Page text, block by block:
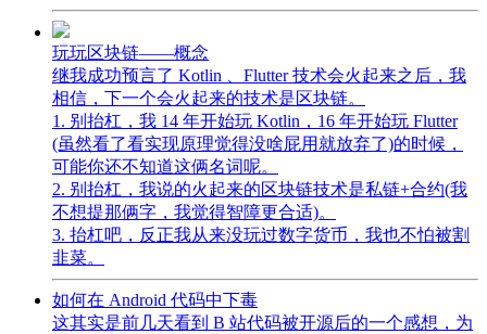
玩玩区块链——概念
继我成功预言了 Kotlin 、Flutter 技术会火起来之后，我
相信，下一个会火起来的技术是区块链。
1. 别抬杠，我 14 年开始玩 Kotlin，16 年开始玩 Flutter
(虽然看了看实现原理觉得没啥屁用就放弃了)的时候，
可能你还不知道这俩名词呢。
2. 别抬杠，我说的火起来的区块链技术是私链+合约(我
不想提那俩字，我觉得智障更合适)。
3. 抬杠吧，反正我从来没玩过数字货币，我也不怕被割
韭菜。
如何在 Android 代码中下毒
这其实是前几天看到 B 站代码被开源后的一个感想，为